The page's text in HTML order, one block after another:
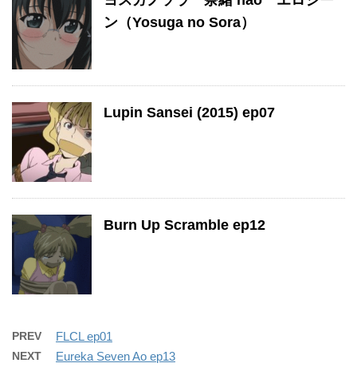
ン（Yosuga no Sora）
Lupin Sansei (2015) ep07
Burn Up Scramble ep12
PREV FLCL ep01
NEXT Eureka Seven Ao ep13